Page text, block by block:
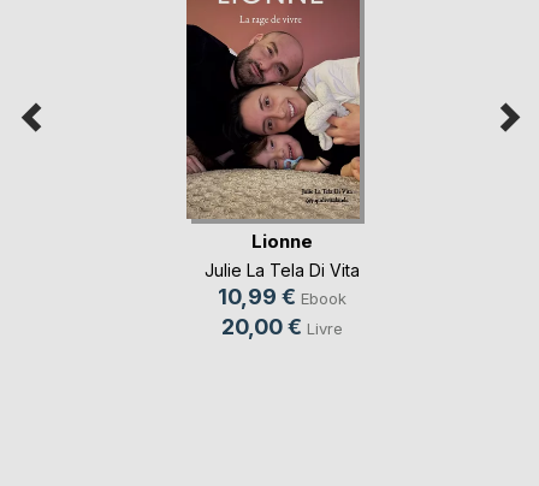
Lionne
Julie La Tela Di Vita
10,99 € Ebook
20,00 € Livre